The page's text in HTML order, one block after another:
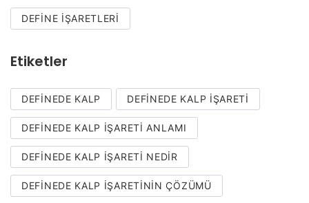
DEFINE İŞARETLERI
Etiketler
DEFINEDE KALP DEFINEDE KALP İŞARETI
DEFINEDE KALP IŞARETI ANLAMI
DEFINEDE KALP IŞARETI NEDIR
DEFINEDE KALP IŞARETININ ÇÖZÜMÜ